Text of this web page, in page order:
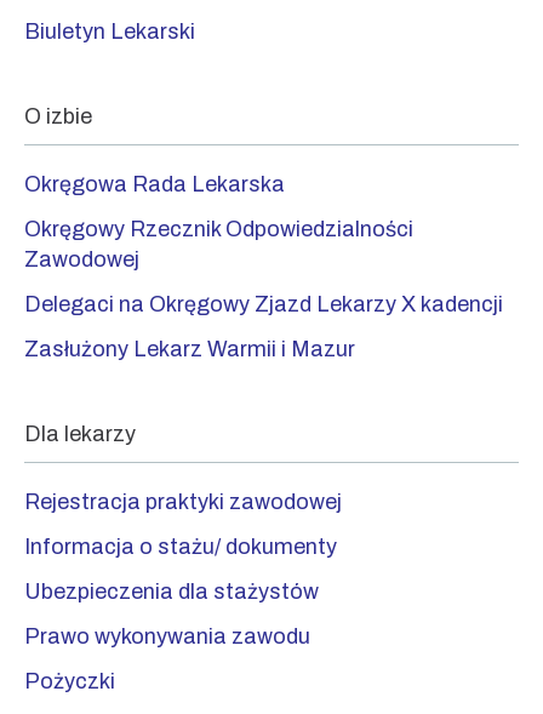
Biuletyn Lekarski
O izbie
Okręgowa Rada Lekarska
Okręgowy Rzecznik Odpowiedzialności
Zawodowej
Delegaci na Okręgowy Zjazd Lekarzy X kadencji
Zasłużony Lekarz Warmii i Mazur
Dla lekarzy
Rejestracja praktyki zawodowej
Informacja o stażu/ dokumenty
Ubezpieczenia dla stażystów
Prawo wykonywania zawodu
Pożyczki